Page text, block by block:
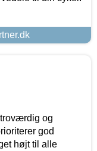
og
god
højt til alle